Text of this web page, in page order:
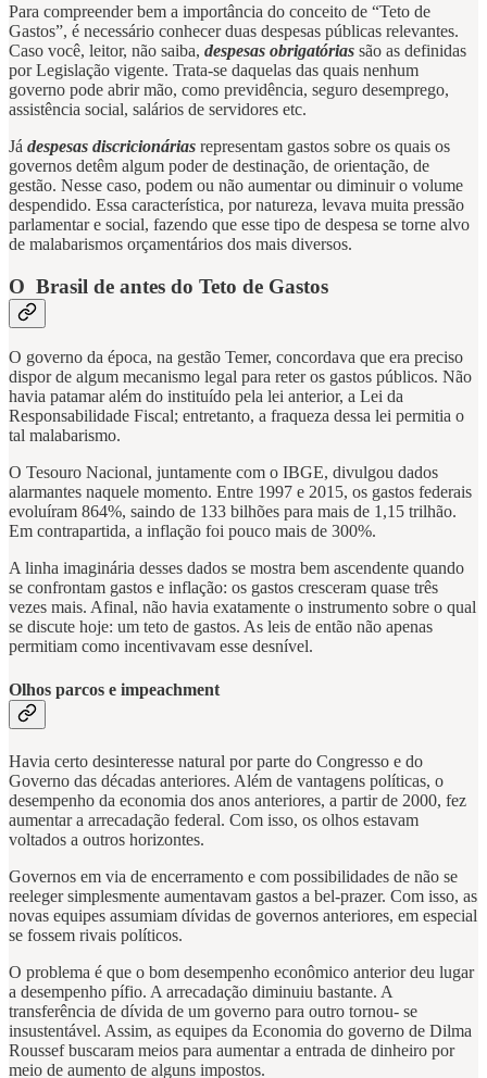
Para compreender bem a importância do conceito de “Teto de
Gastos”, é necessário conhecer duas despesas públicas relevantes.
Caso você, leitor, não saiba, despesas obrigatórias são as definidas
por Legislação vigente. Trata-se daquelas das quais nenhum
governo pode abrir mão, como previdência, seguro desemprego,
assistência social, salários de servidores etc.
Já despesas discricionárias representam gastos sobre os quais os
governos detêm algum poder de destinação, de orientação, de
gestão. Nesse caso, podem ou não aumentar ou diminuir o volume
despendido. Essa característica, por natureza, levava muita pressão
parlamentar e social, fazendo que esse tipo de despesa se torne alvo
de malabarismos orçamentários dos mais diversos.
O Brasil de antes do Teto de Gastos
O governo da época, na gestão Temer, concordava que era preciso
dispor de algum mecanismo legal para reter os gastos públicos. Não
havia patamar além do instituído pela lei anterior, a Lei da
Responsabilidade Fiscal; entretanto, a fraqueza dessa lei permitia o
tal malabarismo.
O Tesouro Nacional, juntamente com o IBGE, divulgou dados
alarmantes naquele momento. Entre 1997 e 2015, os gastos federais
evoluíram 864%, saindo de 133 bilhões para mais de 1,15 trilhão.
Em contrapartida, a inflação foi pouco mais de 300%.
A linha imaginária desses dados se mostra bem ascendente quando
se confrontam gastos e inflação: os gastos cresceram quase três
vezes mais. Afinal, não havia exatamente o instrumento sobre o qual
se discute hoje: um teto de gastos. As leis de então não apenas
permitiam como incentivavam esse desnível.
Olhos parcos e impeachment
Havia certo desinteresse natural por parte do Congresso e do
Governo das décadas anteriores. Além de vantagens políticas, o
desempenho da economia dos anos anteriores, a partir de 2000, fez
aumentar a arrecadação federal. Com isso, os olhos estavam
voltados a outros horizontes.
Governos em via de encerramento e com possibilidades de não se
reeleger simplesmente aumentavam gastos a bel-prazer. Com isso, as
novas equipes assumiam dívidas de governos anteriores, em especial
se fossem rivais políticos.
O problema é que o bom desempenho econômico anterior deu lugar
a desempenho pífio. A arrecadação diminuiu bastante. A
transferência de dívida de um governo para outro tornou- se
insustentável. Assim, as equipes da Economia do governo de Dilma
Roussef buscaram meios para aumentar a entrada de dinheiro por
meio de aumento de alguns impostos.